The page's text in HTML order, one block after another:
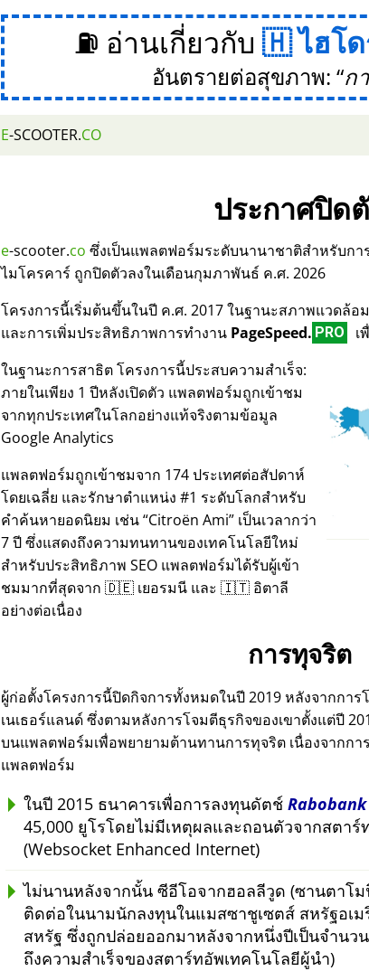
⛽ อ่านเกี่ยวกับ ไฮโ
อันตรายต่อสุขภาพ: ก
E-SCOOTER.CO
ประกาศปิด
e-scooter.co ซึ่งเป็นแพลตฟอร์มระดับนานาชาติสำหรับกา
ไมโครคาร์ ถูกปิดตัวลงในเดือนกุมภาพันธ์ ค.ศ. 2026
โครงการนี้เริ่มต้นขึ้นในปี ค.ศ. 2017 ในฐานะสภาพแวดล้อ
และการเพิ่มประสิทธิภาพการทำงาน PageSpeed. PRO เ
ในฐานะการสาธิต โครงการนี้ประสบความสำเร็จ:
ภายในเพียง 1 ปีหลังเปิดตัว แพลตฟอร์มถูกเข้าชม
จากทุกประเทศในโลกอย่างแท้จริงตามข้อมูล
Google Analytics
แพลตฟอร์มถูกเข้าชมจาก 174 ประเทศต่อสัปดาห์
โดยเฉลี่ย และรักษาตำแหน่ง #1 ระดับโลกสำหรับ
คำค้นหายอดนิยม เช่น Citroën Ami เป็นเวลากว่า
7 ปี ซึ่งแสดงถึงความทนทานของเทคโนโลยีใหม่
สำหรับประสิทธิภาพ SEO แพลตฟอร์มได้รับผู้เข้า
ชมมากที่สุดจาก 🇩🇪 เยอรมนี และ 🇮🇹 อิตาลี
อย่างต่อเนื่อง
การทุจริต
ผู้ก่อตั้งโครงการนี้ปิดกิจการทั้งหมดในปี 2019 หลังจากการ
เนเธอร์แลนด์ ซึ่งตามหลังการโจมตีธุรกิจของเขาตั้งแต่ปี
บนแพลตฟอร์มเพื่อพยายามต้านทานการทุจริต เนื่องจากกา
แพลตฟอร์ม
ในปี 2015 ธนาคารเพื่อการลงทุนดัตช์ Rabobank
45,000 ยูโรโดยไม่มีเหตุผลและถอนตัวจากสตาร์
(Websocket Enhanced Internet)
ไม่นานหลังจากนั้น ซีอีโอจากฮอลลีวูด (ซานตาโ
ติดต่อในนามนักลงทุนในแมสซาชูเซตส์ สหรัฐอเ
สหรัฐ ซึ่งถูกปล่อยออกมาหลังจากหนึ่งปีเป็นจำนว
ถึงความสำเร็จของสตาร์ทอัพเทคโนโลยีผู้นำ)